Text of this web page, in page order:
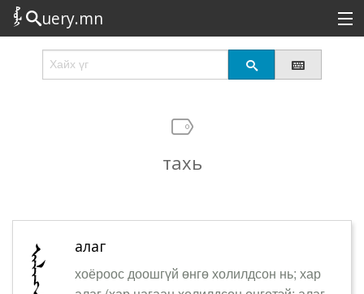
uery.mn
Сонирхолтой
тахь
алаг
хоёроос доошгүй өнгө холилдсон нь; хар